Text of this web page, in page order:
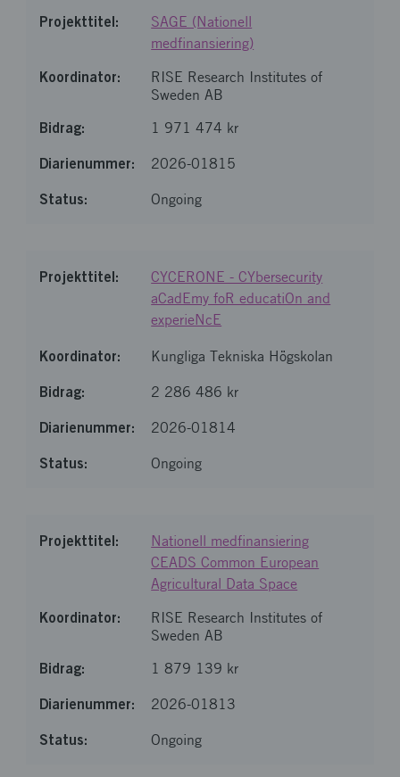
SAGE (Nationell
medfinansiering)
RISE Research Institutes of
Sweden AB
1 971 474 kr
2026-01815
Ongoing
CYCERONE - CYbersecurity
aCadEmy foR educatiOn and
experieNcE
Kungliga Tekniska Högskolan
2 286 486 kr
2026-01814
Ongoing
Nationell medfinansiering
CEADS Common European
Agricultural Data Space
RISE Research Institutes of
Sweden AB
1 879 139 kr
2026-01813
Ongoing